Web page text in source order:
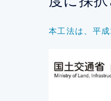
本工法は、平